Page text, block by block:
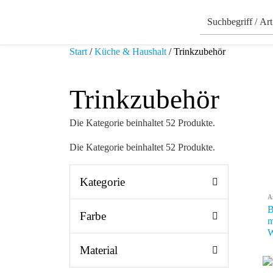
Start /Küche & Haushalt / Trinkzubehör
Trinkzubehör
Die Kategorie beinhaltet 52 Produkte.
Die Kategorie beinhaltet 52 Produkte.
Kategorie
Farbe
Material